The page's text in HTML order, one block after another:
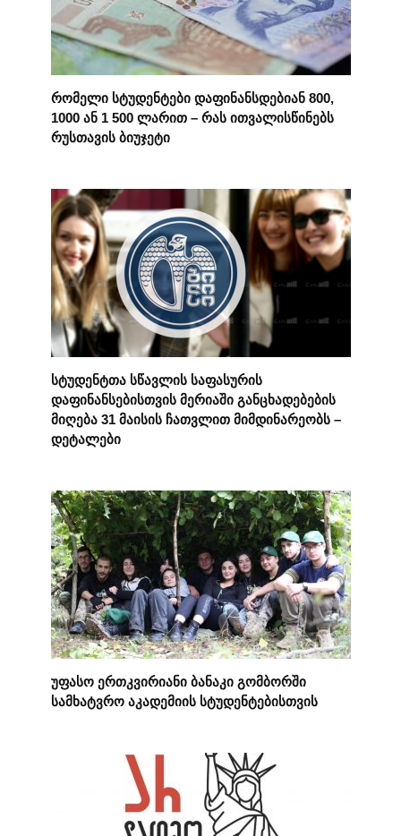
რომელი სტუდენტები დაფინანსდებიან 800,
1000 ან 1 500 ლარით – რას ითვალისწინებს
რუსთავის ბიუჯეტი
სტუდენტთა სწავლის საფასურის
დაფინანსებისთვის მერიაში განცხადებების
მიღება 31 მაისის ჩათვლით მიმდინარეობს –
დეტალები
უფასო ერთკვირიანი ბანაკი გომბორში
სამხატვრო აკადემიის სტუდენტებისთვის